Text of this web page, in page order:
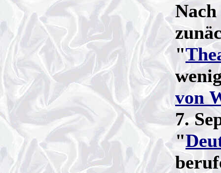
"
von
7.
"